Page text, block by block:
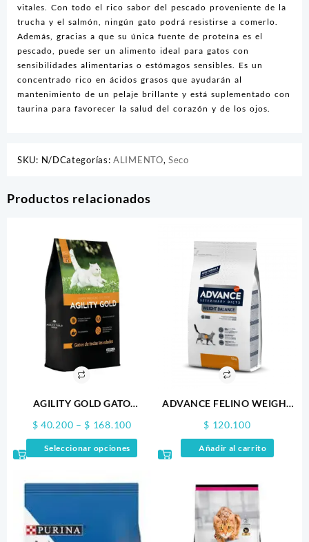
vitales. Con todo el rico sabor del pescado proveniente de la
trucha y el salmón, ningún gato podrá resistirse a comerlo.
Además, gracias a que su única fuente de proteína es el
pescado, puede ser un alimento ideal para gatos con
sensibilidades alimentarias o estómagos sensibles. Es un
concentrado rico en ácidos grasos que ayudarán al
mantenimiento de un pelaje brillante y está suplementado con
taurina para favorecer la salud del corazón y de los ojos.
SKU: N/DCategorías:ALIMENTO,Seco
Productos relacionados
AGILITY GOLD GATO
$ 40.200 – $ 168.100Price
range:
$ 40.200
$ 168.100
Seleccionar opciones
producto
múltiples
opciones
ADVANCE FELINO WEIGHT
$ 120.100
Añadir al carrito